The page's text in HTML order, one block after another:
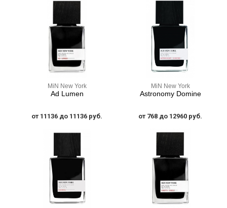
MiN New York
Ad Lumen
от 11136 до 11136 руб.
MiN New York
Astronomy Domine
от 768 до 12960 руб.